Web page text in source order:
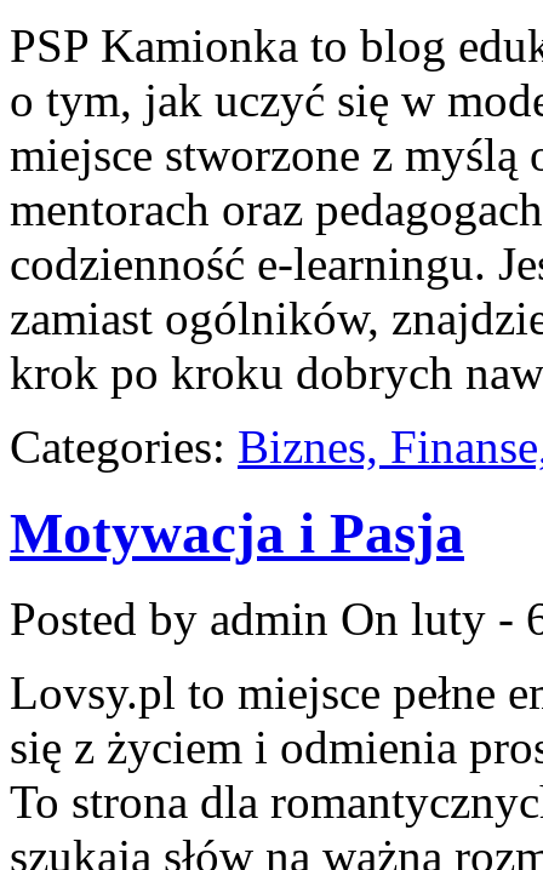
PSP Kamionka to blog
o tym, jak uczyć się w
miejsce stworzone z myślą
mentorach oraz
codzienność e-learningu.
zamiast ogólników,
krok po kroku dobrych
Categories: Biznes,
Motywacja i Pasja
Posted by admin On luty -
Lovsy.pl to miejsce pełne
się z życiem i odmienia
To strona dla
szukają słów na ważną